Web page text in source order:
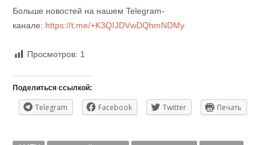
Больше новостей на нашем Telegram-
канале: https://t.me/+K3QIJDVwDQhmNDMy
Просмотров: 1
Поделиться ссылкой:
Telegram Facebook Twitter Печать